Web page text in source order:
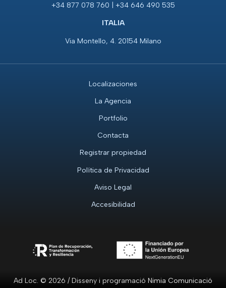
+34 877 078 760 | +34 646 490 535
ITALIA
Via Montello, 4. 20154 Milano
Localizaciones
La Agencia
Portfolio
Contacta
Registrar propiedad
Política de Privacidad
Aviso Legal
Accesibilidad
Ad Loc. © 2026 / Disseny i programació Nimia Comunicació